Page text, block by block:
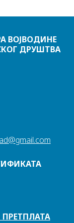
ВОЈВОДИНЕ
ДРУШТВА